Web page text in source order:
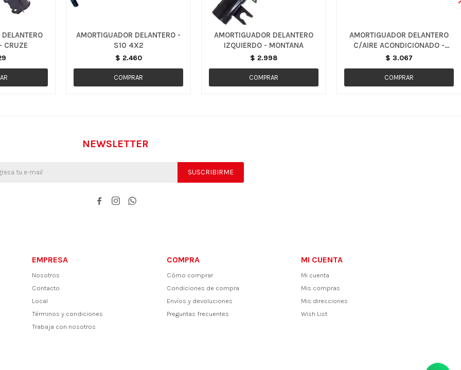
CRUZE
AMORTIGUADOR DELANTERO -
S10 4X2
$ 2.460
AMORTIGUADOR DELANTERO
IZQUIERDO - MONTANA
$ 2.998
AMORTIGUADOR DELANTERO
C/AIRE ACONDICIONADO -
AGILE
$ 3.067
EMPRESA
Nosotros
Contacto
Local
Términos y condiciones
Trabaja con nosotros
COMPRA
Cómo comprar
Condiciones de compra
Envíos y devoluciones
Preguntas frecuentes
MI CUENTA
Mi cuenta
Mis compras
Mis direcciones
Wish List
NEWSLETTER
SUSCRIBIRME
  